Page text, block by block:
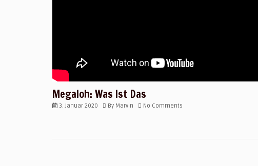
Megaloh: Was Ist Das
3. Januar 2020 By Marvin No Comments